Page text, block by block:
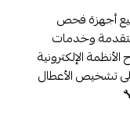
أجهزة فحص
وخدمات
الإلكترونية
تشخيص الأعطال